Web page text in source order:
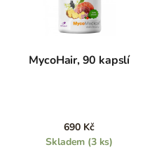
MycoHair, 90 kapslí
690 Kč
Skladem (3 ks)